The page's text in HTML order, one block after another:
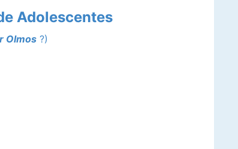
Adolescentes
Olmos ?)